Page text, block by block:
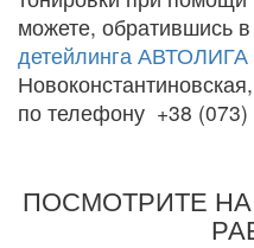
можете, обратившись
детейлинга АВТОЛИГА
по телефону +38 (073)
ПОСМОТРИТЕ